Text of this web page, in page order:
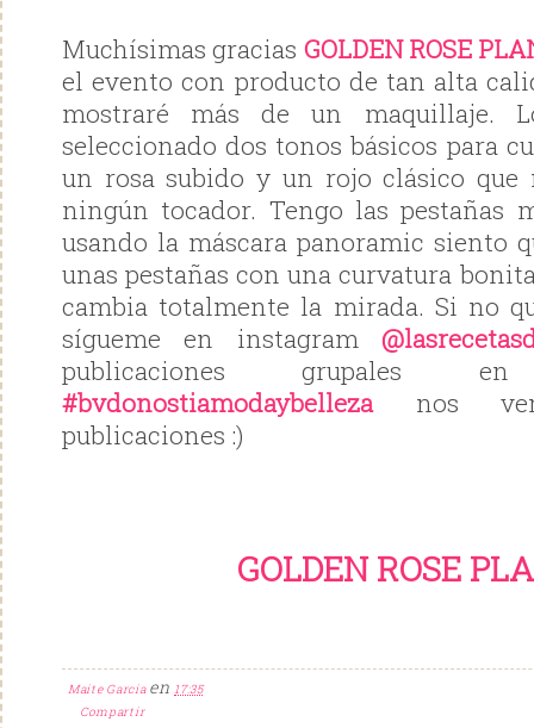
Muchísimas gracias GOLDEN ROSE
el evento con producto de tan alta
mostraré más de un maquillaje.
seleccionado dos tonos básicos para
un rosa subido y un rojo clásico que
ningún tocador. Tengo las pestañas
usando la máscara panoramic siento
unas pestañas con una curvatura
cambia totalmente la mirada. Si no
sígueme en instagram
publicaciones grupales
#bvdonostiamodaybellezanos
publicaciones :)
GOLDEN ROSE
Maite Garcia en17:35
Compartir